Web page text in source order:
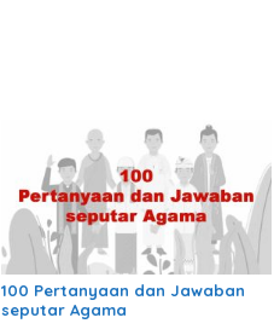
100 Pertanyaan dan Jawaban
seputar Agama